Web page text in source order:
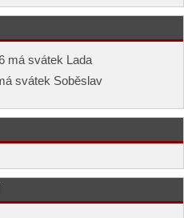
má svátek Lada
svátek Soběslav